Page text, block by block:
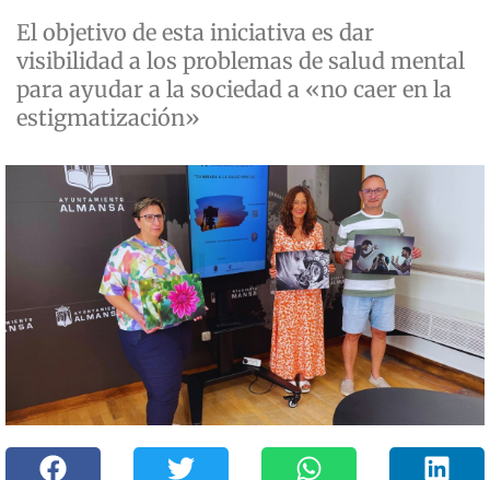
El objetivo de esta iniciativa es dar
visibilidad a los problemas de salud mental
para ayudar a la sociedad a «no caer en la
estigmatización»